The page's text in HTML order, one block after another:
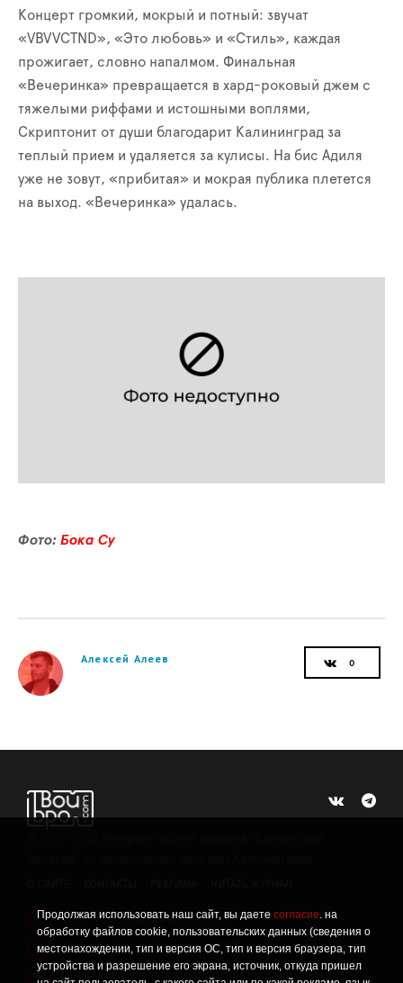
Продолжая использовать наш сайт, вы даете согласие. на
обработку файлов cookie, пользовательских данных (сведения о
местонахождении, тип и версия ОС, тип и версия браузера, тип
устройства и разрешение его экрана, источник, откуда пришел
Концерт громкий, мокрый и потный: звучат
«VBVVCTND», «Это любовь» и «Стиль», каждая
прожигает, словно напалмом. Финальная
«Вечеринка» превращается в хард-роковый джем с
тяжелыми риффами и истошными воплями,
Скриптонит от души благодарит Калининград за
теплый прием и удаляется за кулисы. На бис Адиля
уже не зовут, «прибитая» и мокрая публика плетется
на выход. «Вечеринка» удалась.
Фото: Бока Су
Алексей Алеев
! Политика конфиденциальности
! Информация о проведении СОУТ
Данный сайт не предназначен для просмотра лицам